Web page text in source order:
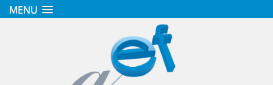
MENU